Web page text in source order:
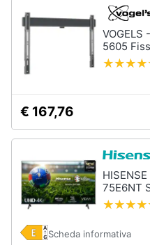
VOGELS
5605
€ 167,76
75E6NT
Scheda informativa